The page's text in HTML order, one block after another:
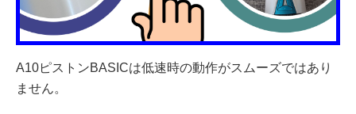
A10ピストンBASICは低速時の動作がスムーズではあり
ません。